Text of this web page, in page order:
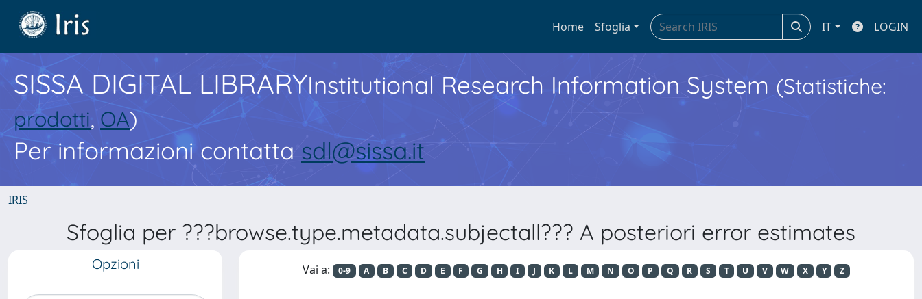
Home Sfoglia IT LOGIN
SISSA DIGITAL LIBRARYInstitutional Research Information System (Statistiche:
prodotti, OA)
Per informazioni contatta sdl@sissa.it
IRIS
Sfoglia per ???browse.type.metadata.subjectall??? A posteriori error estimates
Opzioni Vai a: 0-9 A B C D E F G H I J K L M N O P Q R S T U V W X Y Z